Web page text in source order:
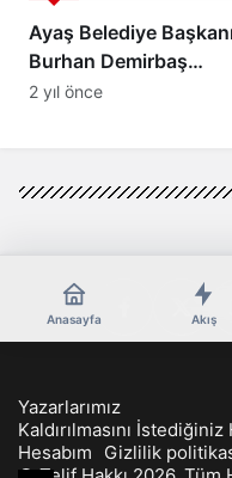
Ayaş Belediye
Burhan Demirbaş
Hayatını Kaybetti
2 yıl önce
Anasayfa Akış
Yazarlarımız
Kaldırılmasını
Hesabım
Gizlilik